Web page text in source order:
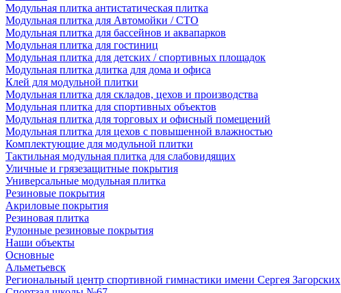
Модульная плитка антистатическая плитка
Модульная плитка для Автомойки / СТО
Модульная плитка для бассейнов и аквапарков
Модульная плитка для гостиниц
Модульная плитка для детских / спортивных площадок
Модульная плитка длитка для дома и офиса
Клей для модульной плитки
Модульная плитка для складов, цехов и производства
Модульная плитка для спортивных объектов
Модульная плитка для торговых и офисный помещений
Модульная плитка для цехов с повышенной влажностью
Комплектующие для модульной плитки
Тактильная модульная плитка для слабовидящих
Уличные и грязезащитные покрытия
Универсальные модульная плитка
Резиновые покрытия
Акриловые покрытия
Резиновая плитка
Рулонные резиновые покрытия
Наши объекты
Основные
Альметьевск
Региональный центр спортивной гимнастики имени Сергея Загорских